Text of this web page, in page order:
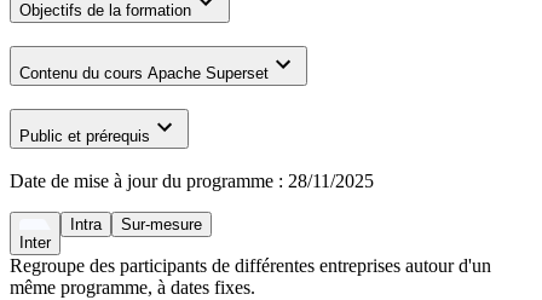
Objectifs de la formation
Contenu du cours Apache Superset
Public et prérequis
Date de mise à jour du programme : 28/11/2025
Inter
Intra Sur-mesure
Regroupe des participants de différentes entreprises autour d'un
même programme, à dates fixes.